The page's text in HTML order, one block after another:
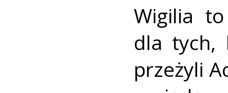
Wigilia
dla tych,
przeżyli